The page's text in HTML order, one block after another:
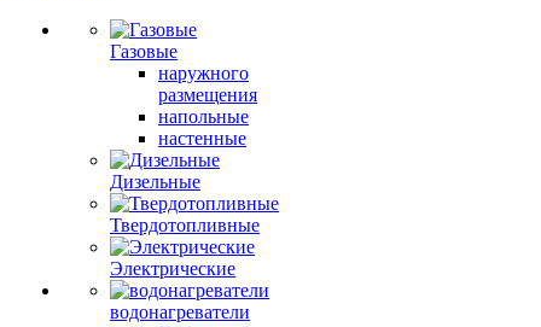
Газовые
наружного
размещения
напольные
настенные
Дизельные
Твердотопливные
Электрические
водонагреватели